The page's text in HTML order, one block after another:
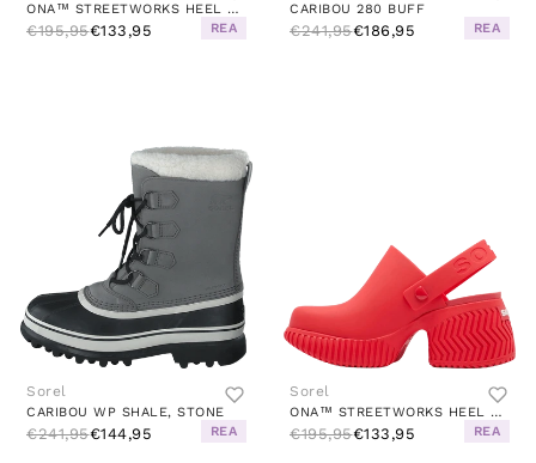
ONA™ STREETWORKS HEEL CLOG BLACK
€195,95€133,95 REA
CARIBOU 280 BUFF
€241,95€186,95 REA
Sorel
CARIBOU WP SHALE, STONE
€241,95€144,95 REA
Sorel
ONA™ STREETWORKS HEEL CLOG RED
€195,95€133,95 REA